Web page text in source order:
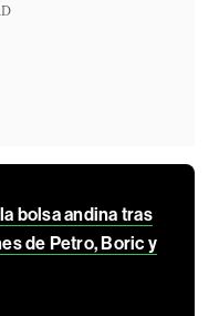
bolsa andina tras
de Petro, Boric y